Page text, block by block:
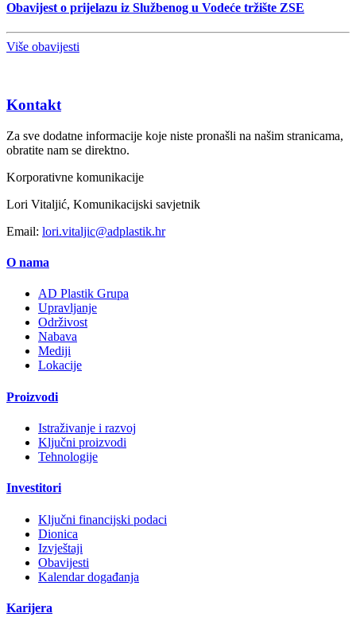
Obavijest o prijelazu iz Službenog u Vodeće tržište ZSE
Više obavijesti
Kontakt
Za sve dodatne informacije koje niste pronašli na našim stranicama,
obratite nam se direktno.
Korporativne komunikacije
Lori Vitaljić, Komunikacijski savjetnik
Email: lori.vitaljic@adplastik.hr
O nama
AD Plastik Grupa
Upravljanje
Održivost
Nabava
Mediji
Lokacije
Proizvodi
Istraživanje i razvoj
Ključni proizvodi
Tehnologije
Investitori
Ključni financijski podaci
Dionica
Izvještaji
Obavijesti
Kalendar događanja
Karijera